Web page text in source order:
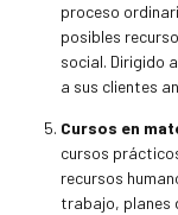
proceso
posibles
social. Dirigido
a sus clientes
Cursos en
cursos
recursos
trabajo, planes